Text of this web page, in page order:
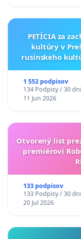
PETÍCIA za
kultúry v
rusínskeho
1 552 podpisov
134 Podpisy / 30 dni
11 Jun 2026
Otvorený list
premiérovi
133 podpisov
133 Podpisy / 30 dni
20 Jul 2026